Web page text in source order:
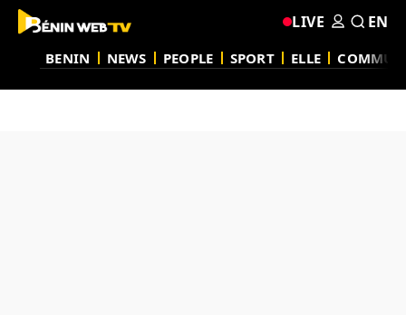
BENIN NEWS PEOPLE SPORT ELLE
LIVE EN